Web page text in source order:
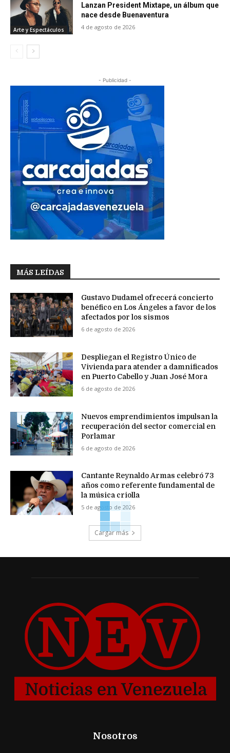
Arte y Espectáculos
Lanzan President Mixtape, un álbum que
nace desde Buenaventura
4 de agosto de 2026
- Publicidad -
MÁS LEÍDAS
Gustavo Dudamel ofrecerá concierto
benéfico en Los Ángeles a favor de los
afectados por los sismos
6 de agosto de 2026
Despliegan el Registro Único de
Vivienda para atender a damnificados
en Puerto Cabello y Juan José Mora
6 de agosto de 2026
Nuevos emprendimientos impulsan la
recuperación del sector comercial en
Porlamar
6 de agosto de 2026
Cantante Reynaldo Armas celebró 73
años como referente fundamental de
la música criolla
5 de agosto de 2026
Cargar más
Nosotros